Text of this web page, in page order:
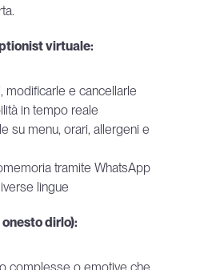
virtuale:
modificarle e cancellarle
in tempo reale
su menu, orari, allergeni e
tramite WhatsApp
lingue
dirlo):